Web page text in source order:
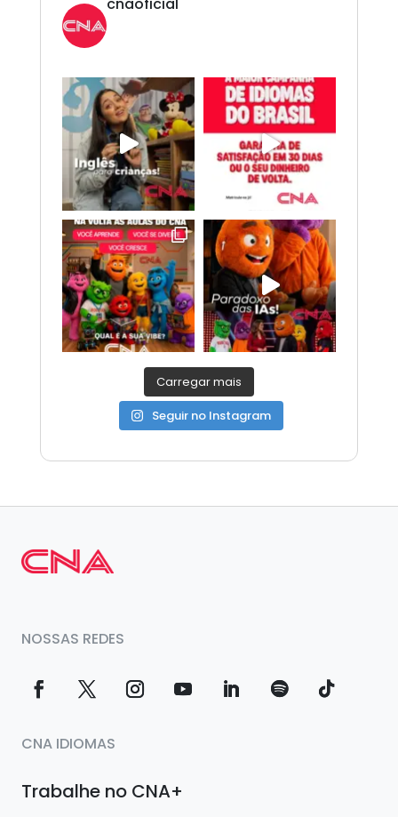
cnaoficial
Novo CNA. Vem com tudo!
Espanhol, Programação, Robótica, IA e
Carregar mais
Seguir no Instagram
NOSSAS REDES
CNA IDIOMAS
Trabalhe no CNA+